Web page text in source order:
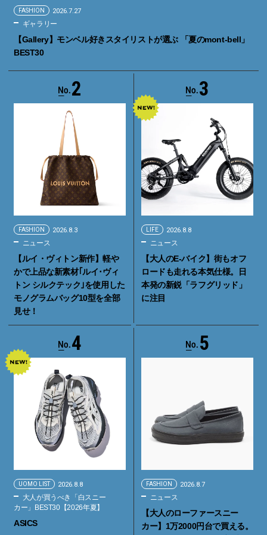
FASHION 2026.7.27
ギャラリー
【Gallery】モンベル好きスタイリストが選ぶ 「夏のmont-bell」
BEST30
2
FASHION 2026.8.3
ニュース
【ルイ・ヴィトン新作】軽や
かで上品な新素材｢ルイ･ヴィ
トン シルクテック｣を使用した
モノグラムバッグ10型を全部
見せ！
3
LIFE 2026.8.8
ニュース
【大人のE-バイク】街もオフ
ロードも走れる本気仕様。日
本発の新鋭「ラフグリッド」
に注目
4
UOMO LIST 2026.8.8
大人が買うべき「白スニー
カー」BEST30【2026年夏】
ASICS
5
FASHION 2026.8.7
ニュース
【大人のローファースニー
カー】1万2000円台で買える。